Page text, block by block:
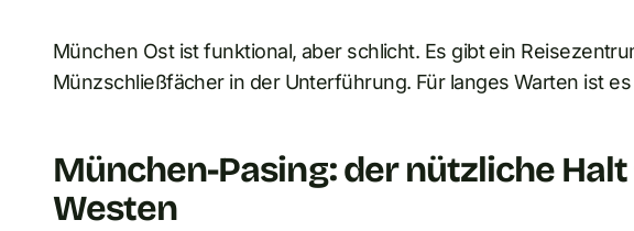
München Ost ist funktional, aber schlicht. Es gibt ein
Münzschließfächer in der Unterführung. Für langes Warten ist
München-Pasing: der nützliche
Westen